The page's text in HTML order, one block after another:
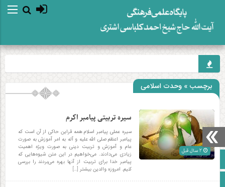
صفحه نخست
برچسب » وحدت اسلامی
سیره تربیتی پیامبر اکرم
سیره عملی پیامبر اسلام همه قراین حاکی از آن است که
پیامبر اعظم صلی الله علیه و آله به امر آموزش به صورت
عام و آموزش و تربیت دینی به صورت ویژه اهمیت
زیادی می‌دادند. می‌خواهیم در این متن شیوه‌هایی که
پیامبر خدا برای تربیت از آنها بهره می‌بردند را بررسی
کنیم. امروزه والدین بیشتر […]